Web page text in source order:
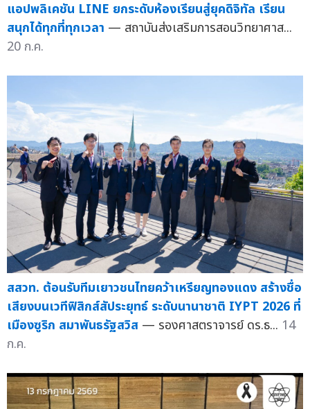
แอปพลิเคชัน LINE ยกระดับห้องเรียนสู่ยุคดิจิทัล เรียน
สนุกได้ทุกที่ทุกเวลา — สถาบันส่งเสริมการสอนวิทยาศาส...
20 ก.ค.
สสวท. ต้อนรับทีมเยาวชนไทยคว้าเหรียญทองแดง สร้างชื่อ
เสียงบนเวทีฟิสิกส์สัประยุทธ์ ระดับนานาชาติ IYPT 2026 ที่
เมืองซูริก สมาพันธรัฐสวิส — รองศาสตราจารย์ ดร.ธ... 14
ก.ค.